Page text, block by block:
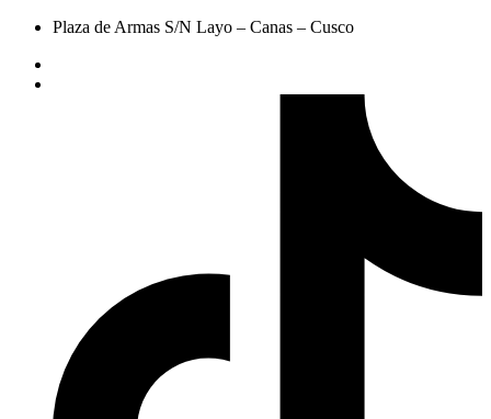
Plaza de Armas S/N Layo – Canas – Cusco